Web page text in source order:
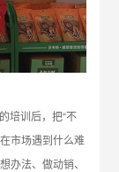
培训后，把“不
市场遇到什么难
办法、做动销、